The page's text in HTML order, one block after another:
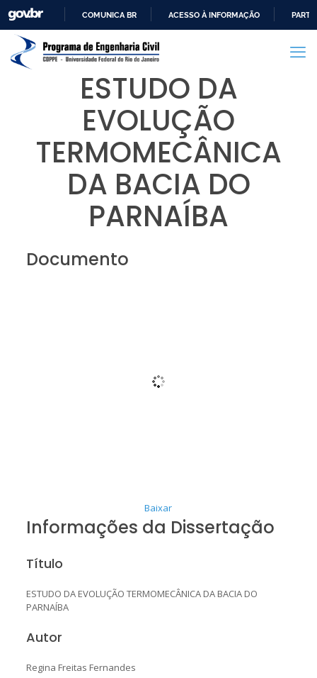
PARA
CONTEÚDO
COMUNICA BR ACESSO À INFORMAÇÃO
ESTUDO DA
EVOLUÇÃO
TERMOMECÂNICA
DA BACIA DO
PARNAÍBA
Documento
Baixar
Informações da Dissertação
Título
ESTUDO DA EVOLUÇÃO TERMOMECÂNICA DA BACIA DO
PARNAÍBA
Autor
Regina Freitas Fernandes